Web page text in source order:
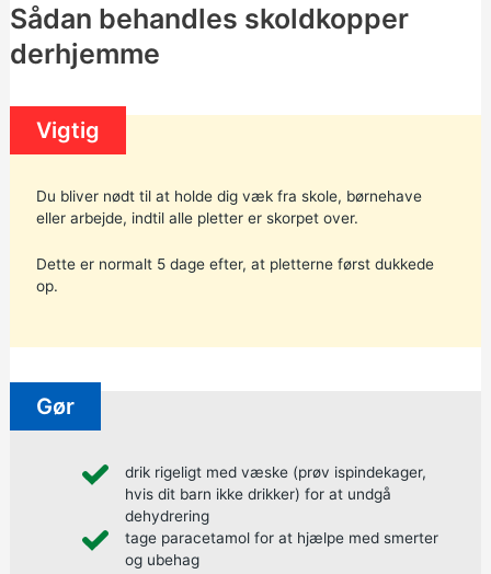
Sådan behandles skoldkopper
derhjemme
Vigtig
Du bliver nødt til at holde dig væk fra skole, børnehave
eller arbejde, indtil alle pletter er skorpet over.
Dette er normalt 5 dage efter, at pletterne først dukkede
op.
Gør
drik rigeligt med væske (prøv ispindekager,
hvis dit barn ikke drikker) for at undgå
dehydrering
tage paracetamol forat hjælpe med smerter
og ubehag